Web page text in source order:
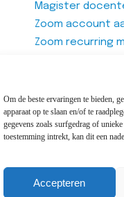
Om de beste ervaringen te bieden,
apparaat op te slaan en/of te
gegevens zoals surfgedrag of
toestemming intrekt, kan dit een
Accepteren
Magister
Zoom account
Zoom recurring
Vragenlijst van